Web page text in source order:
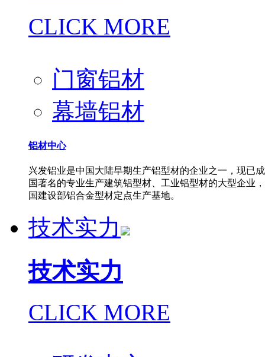
CLICK MORE
门窗铝材
幕墙铝材
铝材中心
兴发铝业是中国大陆早期生产铝型材的企业之一，现已
国著名的专业生产建筑铝型材、工业铝型材的大型企业
国建设部铝合金型材定点生产基地。
技术实力
技术实力
CLICK MORE